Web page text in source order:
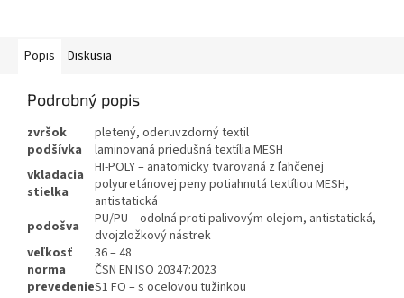
Popis Diskusia
Podrobný popis
zvršok
pletený, oderuvzdorný textil
podšívka
laminovaná priedušná textília MESH
vkladacia
stielka
HI-POLY – anatomicky tvarovaná z ľahčenej
polyuretánovej peny potiahnutá textíliou MESH,
antistatická
podošva
PU/PU – odolná proti palivovým olejom, antistatická,
dvojzložkový nástrek
veľkosť
36 – 48
norma
ČSN EN ISO 20347:2023
prevedenieS1 FO – s ocelovou tužinkou